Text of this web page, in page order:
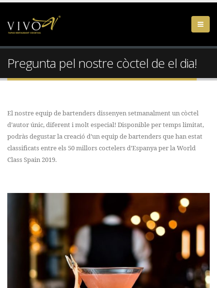
Pregunta pel nostre còctel de el dia!
El nostre equip de bartenders dissenyen setmanalment un còctel
d’autor únic, diferent i molt especial! Disponible per temps limitat,
podràs degustar la creació d’un equip de bartenders que han estat
classificats entre els 50 millors coctelers d’Espanya per la World
Class Spain 2019.